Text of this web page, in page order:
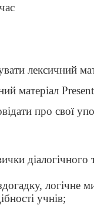
лексичний
матеріал
про свої
логічне
учнів;